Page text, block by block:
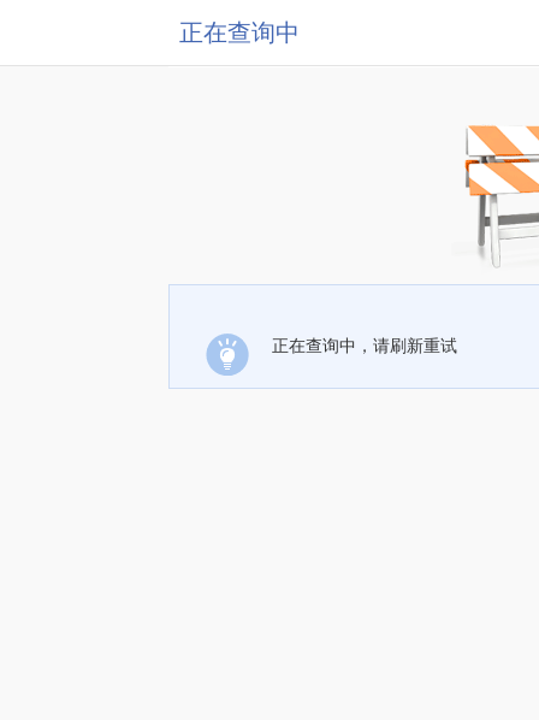
正在查询中
正在查询中，请刷新重试